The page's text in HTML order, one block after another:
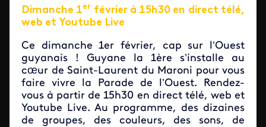
Dimanche 1er février à 15h30 en direct télé,
web et Youtube Live
Ce dimanche 1er février, cap sur l’Ouest
guyanais ! Guyane la 1ère s’installe au
cœur de Saint-Laurent du Maroni pour vous
faire vivre la Parade de l’Ouest. Rendez-
vous à partir de 15h30 en direct télé, web et
Youtube Live. Au programme, des dizaines
de groupes, des couleurs, des sons, de